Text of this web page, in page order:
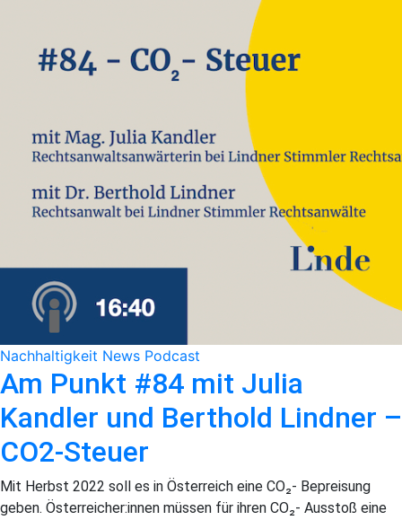
Nachhaltigkeit News Podcast
Am Punkt #84 mit Julia
Kandler und Berthold Lindner –
CO2-Steuer
Mit Herbst 2022 soll es in Österreich eine CO₂- Bepreisung
geben. Österreicher:innen müssen für ihren CO₂- Ausstoß eine